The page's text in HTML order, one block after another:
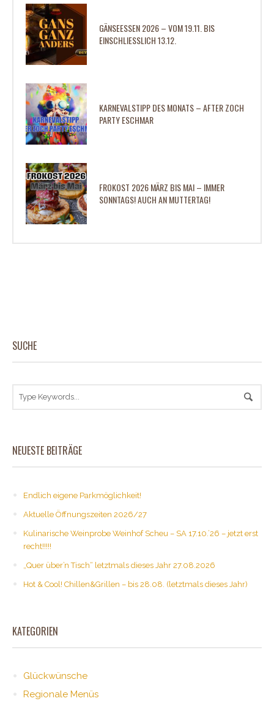
GÄNSEESSEN 2026 – VOM 19.11. BIS
EINSCHLIESSLICH 13.12.
KARNEVALSTIPP DES MONATS – AFTER ZOCH
PARTY ESCHMAR
FROKOST 2026 MÄRZ BIS MAI – IMMER
SONNTAGS! AUCH AN MUTTERTAG!
SUCHE
NEUESTE BEITRÄGE
Endlich eigene Parkmöglichkeit!
Aktuelle Öffnungszeiten 2026/27
Kulinarische Weinprobe Weinhof Scheu – SA 17.10.’26 – jetzt erst
recht!!!!!
„Quer über’n Tisch“ letztmals dieses Jahr 27.08.2026
Hot & Cool! Chillen&Grillen – bis 28.08. (letztmals dieses Jahr)
KATEGORIEN
Glückwünsche
Regionale Menüs